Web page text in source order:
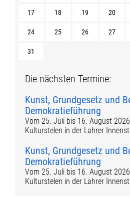
17 18 19 20
24 25 26 27
31
Die nächsten Termine:
Kunst, Grundgesetz und
Demokratieführung
Vom 25. Juli bis 16. August
Kulturstelen in der Lahrer
Kunst, Grundgesetz und
Demokratieführung
Vom 25. Juli bis 16. August
Kulturstelen in der Lahrer